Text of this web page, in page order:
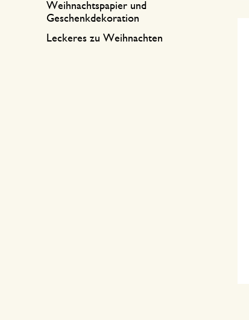
Weihnachtspapier und
Geschenkdekoration
Leckeres zu Weihnachten